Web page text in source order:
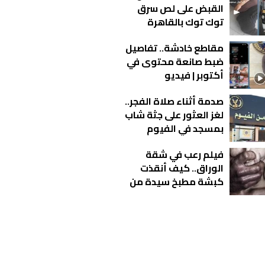
القبض على لص سرق
توك توك بالقاهرة
مقاطع خادشة.. تفاصيل
ضبط صانعة محتوى في
أكتوبر | فيديو
صدمة أثناء صلاة الفجر..
لغز العثور على جثة شاب
بمسجد في الفيوم
فيلم رعب في شقة
الوراق.. كيف أنقذت
كبشة مطبخ سيدة من